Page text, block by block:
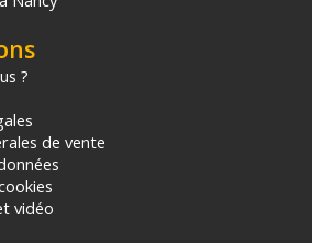
?
de vente
vidéo